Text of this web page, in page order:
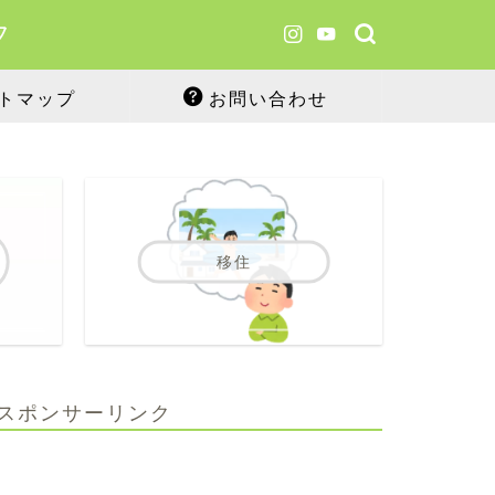
マップ お問い合わせ
移住
ポンサーリンク